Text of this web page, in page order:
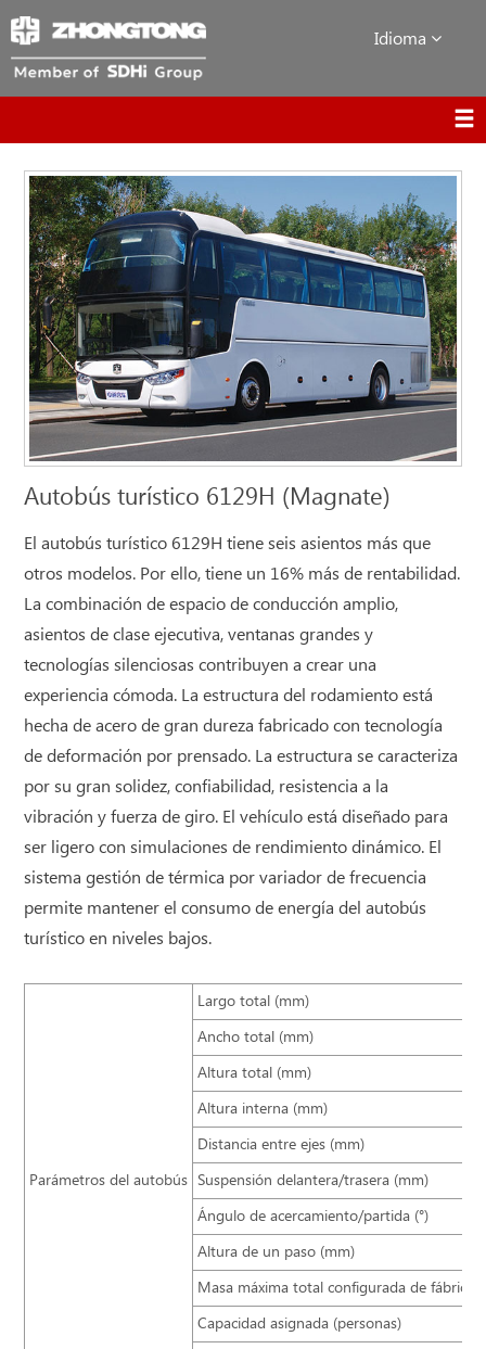
Idioma
Autobús turístico 6129H (Magnate)
El autobús turístico 6129H tiene seis asientos más que
otros modelos. Por ello, tiene un 16% más de rentabilidad.
La combinación de espacio de conducción amplio,
asientos de clase ejecutiva, ventanas grandes y
tecnologías silenciosas contribuyen a crear una
experiencia cómoda. La estructura del rodamiento está
hecha de acero de gran dureza fabricado con tecnología
de deformación por prensado. La estructura se caracteriza
por su gran solidez, confiabilidad, resistencia a la
vibración y fuerza de giro. El vehículo está diseñado para
ser ligero con simulaciones de rendimiento dinámico. El
sistema gestión de térmica por variador de frecuencia
permite mantener el consumo de energía del autobús
turístico en niveles bajos.
Parámetros del autobús
Largo total (mm)
Ancho total (mm)
Altura total (mm)
Altura interna (mm)
Distancia entre ejes (mm)
Suspensión delantera/trasera (mm)
Ángulo de acercamiento/partida (°)
Altura de un paso (mm)
Masa máxima total configurada de fábrica
Capacidad asignada (personas)